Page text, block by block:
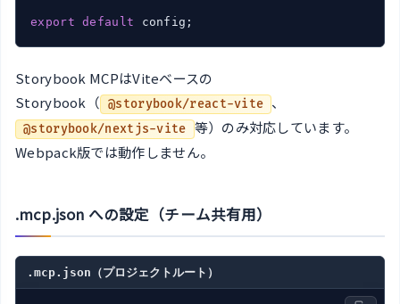
export default config;
Storybook MCPはViteベースの
Storybook（
@storybook/react-vite 、
@storybook/nextjs-vite
等）のみ対応しています。
Webpack版では動作しません。
.mcp.json への設定（チーム共有用）
.mcp.json（プロジェクトルート）